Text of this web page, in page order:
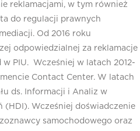
reklamacjami, w tym również
do regulacji prawnych
Od 2016 roku
odpowiedzialnej za reklamacje
PIU. Wcześniej w latach 2012-
Contact Center. W latach
ds. Informacji i Analiz w
(HDI). Wcześniej doświadczenie
samochodowego oraz